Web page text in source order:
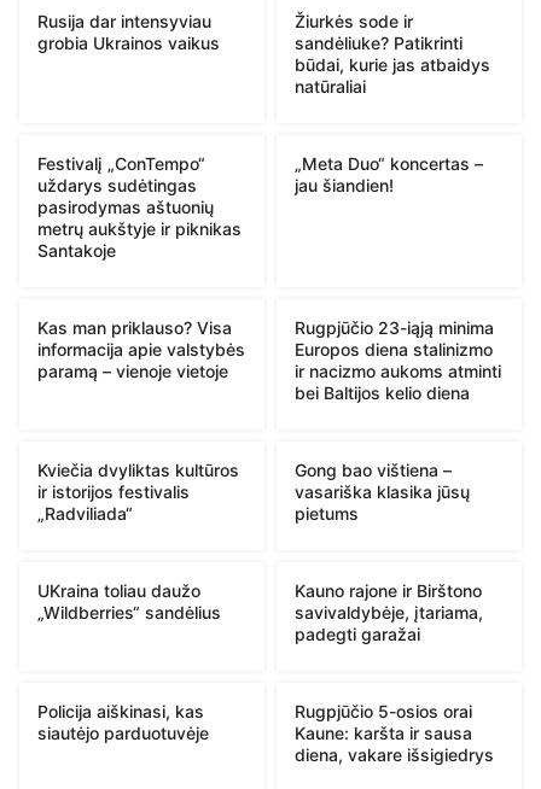
Rusija dar intensyviau
grobia Ukrainos vaikus
Žiurkės sode ir
sandėliuke? Patikrinti
būdai, kurie jas atbaidys
natūraliai
Festivalį „ConTempo“
uždarys sudėtingas
pasirodymas aštuonių
metrų aukštyje ir piknikas
Santakoje
„Meta Duo“ koncertas –
jau šiandien!
Kas man priklauso? Visa
informacija apie valstybės
paramą – vienoje vietoje
Rugpjūčio 23-iąją minima
Europos diena stalinizmo
ir nacizmo aukoms atminti
bei Baltijos kelio diena
Kviečia dvyliktas kultūros
ir istorijos festivalis
„Radviliada“
Gong bao vištiena –
vasariška klasika jūsų
pietums
UKraina toliau daužo
„Wildberries“ sandėlius
Kauno rajone ir Birštono
savivaldybėje, įtariama,
padegti garažai
Policija aiškinasi, kas
siautėjo parduotuvėje
Rugpjūčio 5-osios orai
Kaune: karšta ir sausa
diena, vakare išsigiedrys